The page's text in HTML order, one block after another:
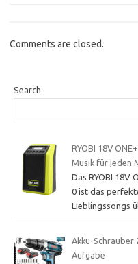
Comments are closed.
Search
RYOBI 18V
Musik für jeden
Das RYOBI 18V
0 ist das
Lieblingssongs
Akku-Schrauber
Aufgabe